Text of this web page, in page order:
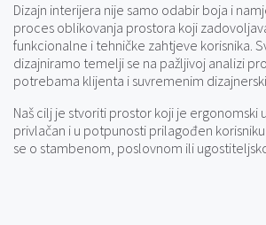
Dizajn interijera nije samo odabir boja i
proces oblikovanja prostora koji
funkcionalne i tehničke zahtjeve korisnika.
dizajniramo temelji se na pažljivoj analizi
potrebama klijenta i suvremenim
Naš cilj je stvoriti prostor koji je ergonomski
privlačan i u potpunosti prilagođen
se o stambenom, poslovnom ili